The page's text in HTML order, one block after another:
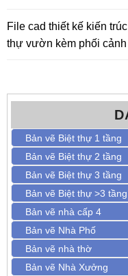
File cad thiết kế kiến
thự vườn kèm phối cảnh
Bản vẽ Biệt thự 1 tầng
Bản vẽ Biệt thự 2 tầng
Bản vẽ Biệt thự 3 tầng
Bản vẽ Biệt thự >3 tầng
Bản vẽ nhà cấp 4
Bản vẽ Nhà Phố
Bản vẽ nhà thờ
Bản vẽ Nhà Xưởng